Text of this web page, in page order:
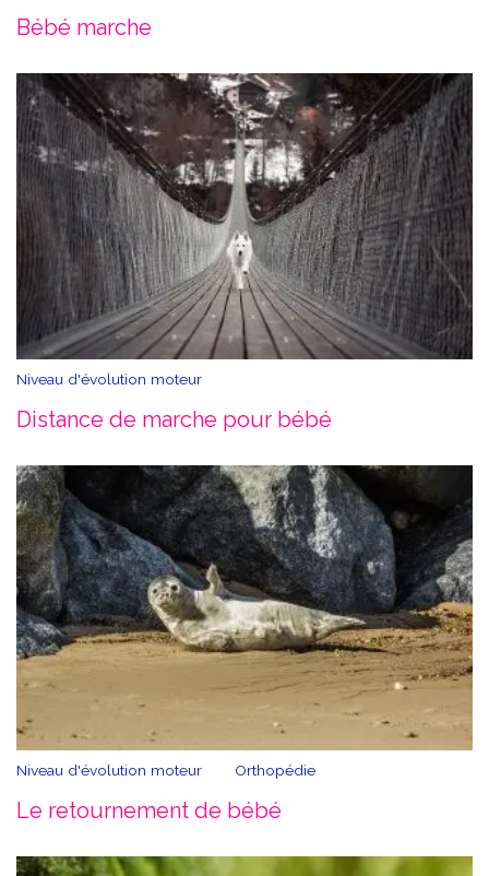
Bébé marche
Niveau d'évolution moteur
Distance de marche pour bébé
Niveau d'évolution moteur Orthopédie
Le retournement de bébé